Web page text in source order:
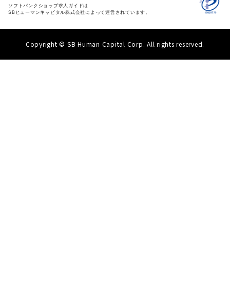
ソフトバンクショップ求人ガイドは
SBヒューマンキャピタル株式会社によって運営されています。
Copyright © SB Human Capital Corp. All rights reserved.